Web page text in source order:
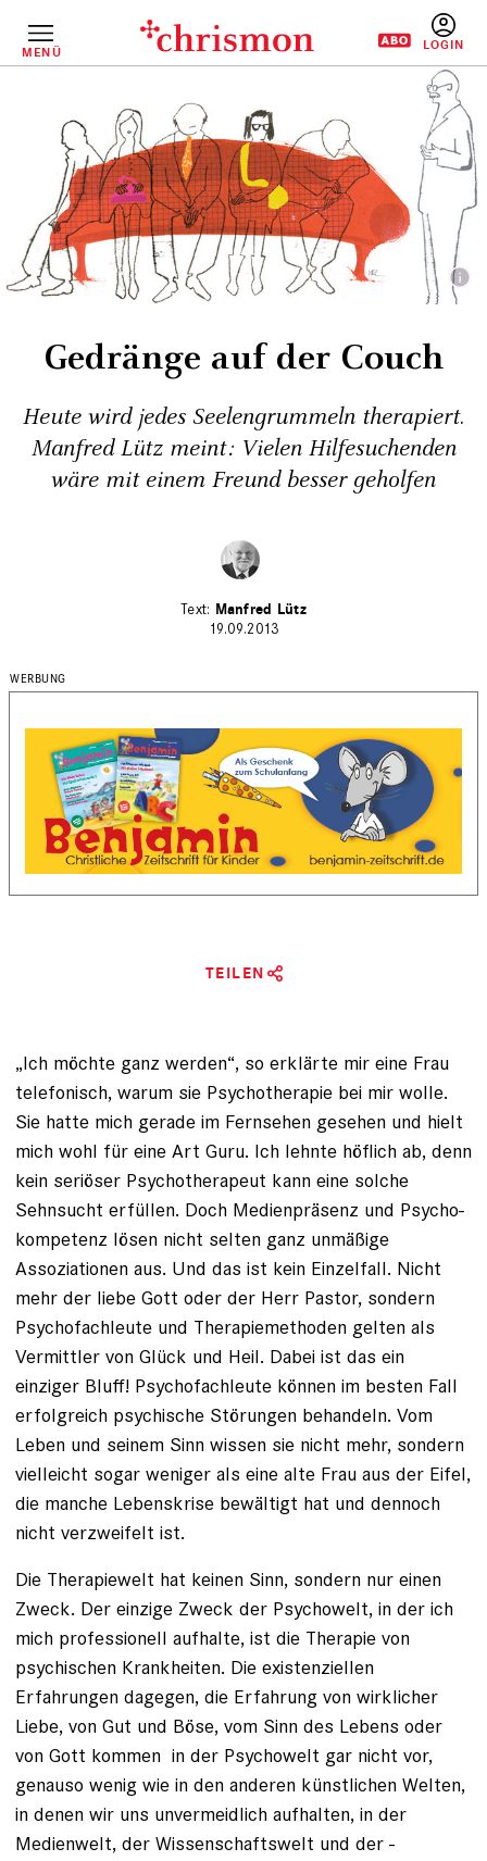
InhaltMENÜ
Gedränge auf der Couch
Heute wird jedes Seelengrummeln therapiert.
Manfred Lütz meint: Vielen Hilfesuchenden
wäre mit einem Freund besser geholfen
Manfred Lütz
19.09.2013
TEILEN
„Ich möchte ganz werden“, so erklärte mir eine Frau
telefonisch, warum sie Psychotherapie bei mir wolle.
Sie hatte mich gerade im Fernsehen gesehen und hielt
mich wohl für eine Art Guru. Ich lehnte höflich ab, denn
kein seriöser Psychotherapeut kann eine solche
Sehnsucht erfüllen. Doch Medienpräsenz und Psycho­
kompetenz lösen nicht selten ganz unmäßige
Assoziationen aus. Und das ist kein Einzelfall. Nicht
mehr der liebe Gott oder der Herr Pastor, sondern
Psychofachleute und Therapiemethoden gelten als
Vermittler von Glück und Heil. Dabei ist das ein
einziger Bluff! Psychofachleute können im besten Fall
erfolgreich psychische Störungen behandeln. Vom
Leben und seinem Sinn wissen sie nicht mehr, sondern
vielleicht sogar weniger als eine alte Frau aus der Eifel,
die manche Lebenskrise bewältigt hat und dennoch
nicht verzweifelt ist.
Die Therapiewelt hat keinen Sinn, sondern nur einen
Zweck. Der einzige Zweck der Psychowelt, in der ich
mich professionell aufhalte, ist die Therapie von
psychischen Krankheiten. Die existenziellen
Erfahrungen dagegen, die Erfahrung von wirklicher
Liebe, von Gut und Böse, vom Sinn des Lebens oder
von Gott kommen in der Psychowelt gar nicht vor,
genauso wenig wie in den anderen künstlichen Welten,
in denen wir uns unvermeidlich aufhalten, in der
Medienwelt, der Wissenschaftswelt und der ­